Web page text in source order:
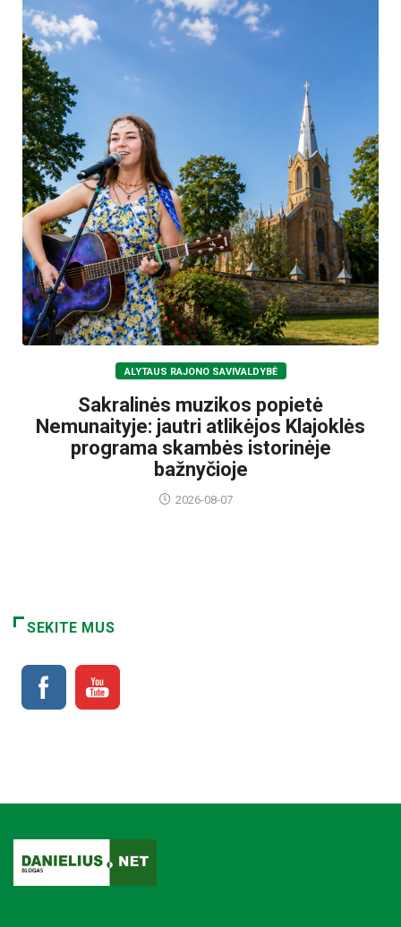
ALYTAUS RAJONO SAVIVALDYBĖ
Sakralinės muzikos popietė
Nemunaityje: jautri atlikėjos Klajoklės
programa skambės istorinėje
bažnyčioje
2026-08-07
SEKITE MUS